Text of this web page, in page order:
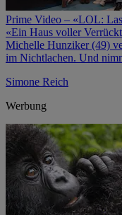
Prime Video – «LOL:
«Ein Haus voller
Michelle Hunziker (49)
im Nichtlachen. Und
Simone Reich
Werbung